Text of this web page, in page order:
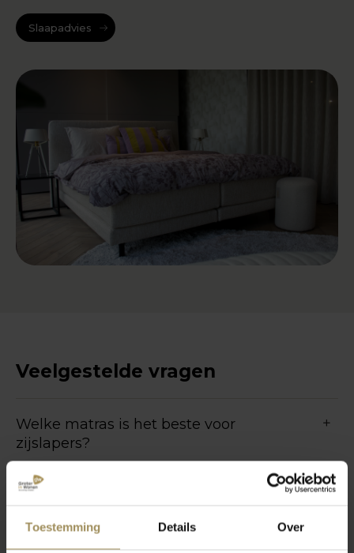
Toestemming Details Over
Slaapadvies
Veelgestelde vragen
Welke matras is het beste voor
zijslapers?
Welk merk matras is het beste?
Wat voor soort matras is het beste?